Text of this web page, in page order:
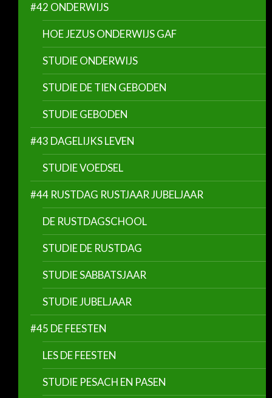
#42 ONDERWIJS
HOE JEZUS ONDERWIJS GAF
STUDIE ONDERWIJS
STUDIE DE TIEN GEBODEN
STUDIE GEBODEN
#43 DAGELIJKS LEVEN
STUDIE VOEDSEL
#44 RUSTDAG RUSTJAAR JUBELJAAR
DE RUSTDAGSCHOOL
STUDIE DE RUSTDAG
STUDIE SABBATSJAAR
STUDIE JUBELJAAR
#45 DE FEESTEN
LES DE FEESTEN
STUDIE PESACH EN PASEN